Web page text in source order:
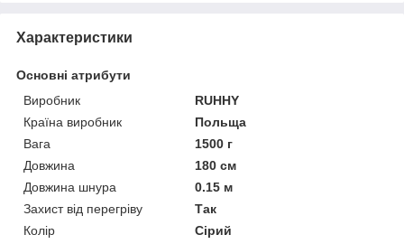
Характеристики
Основні атрибути
Виробник
RUHHY
Країна виробник
Польща
Вага
1500 г
Довжина
180 см
Довжина шнура
0.15 м
Захист від перегріву
Так
Колір
Сірий